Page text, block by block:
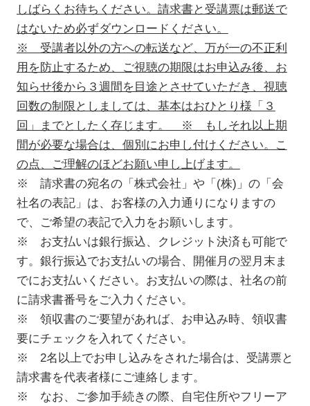
しばらくお待ちください。請求書と受講票は郵送で
はないため必ずダウンロードください。
※ 受講者以外の方への転送など、万が一の不正利
用を防止するため、ご視聴の期限はお申込み後、お
知らせ後から３週間を目途とさせていただき、視聴
回数の制限としましては、基本はおひとり様「３
回」までとしたく存じます。 ※ もしそれ以上期
間が必要な場合は、個別にお申し付けください。こ
の点、ご理解のほどお願い申し上げます。
※ 請求書の宛名の「株式会社」や「(株)」の「会
社名の表記」は、お客様の入力通りになりますの
で、ご希望の表記で入力をお願いします。
※ お支払いは銀行振込、クレジット決済も可能で
す。銀行振込でお支払いの場合、開催月の翌月末ま
でにお支払いください。お支払いの際は、社名の前
に請求書番号をご入力ください。
※ 領収書のご要望があれば、お申込み時、領収書
要にチェックを入れてください。
※ 2名以上でお申し込みをされた場合は、受講票と
請求書を代表者様にご連絡します。
※ なお、ご参加手続きの際、自宅住所やフリーア